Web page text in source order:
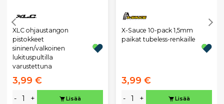
XLC ohjaustangon
pistokkeet
sininen/valkoinen
lukituspultilla
varustettuna
3,99 €
- + Lisää
X-Sauce 10-pack 1,5mm
paikat tubeless-renkaille
3,99 €
- + Lisää